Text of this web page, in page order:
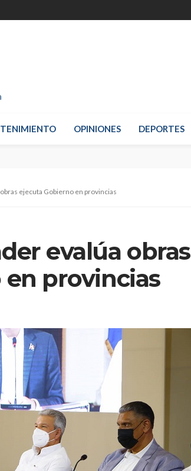
OPINIONES DEPORTES
ejecuta Gobierno en provincias
evalúa obras
provincias